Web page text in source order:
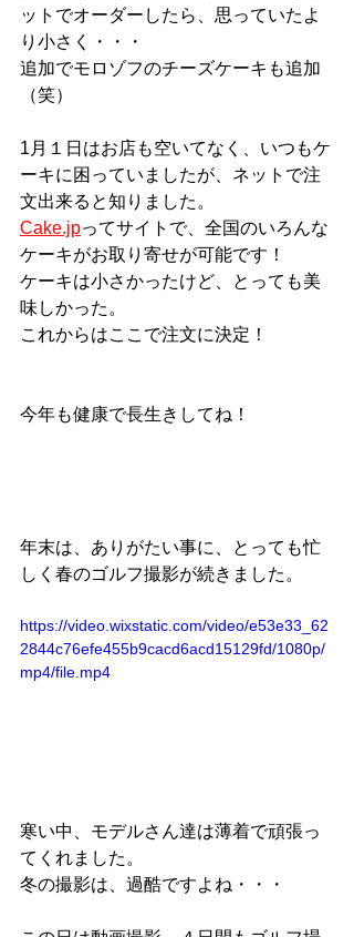
ットでオーダーしたら、思っていたよ
り小さく・・・
追加でモロゾフのチーズケーキも追加
（笑）
1月１日はお店も空いてなく、いつもケ
ーキに困っていましたが、ネットで注
文出来ると知りました。
Cake.jpってサイトで、全国のいろんな
ケーキがお取り寄せが可能です！
ケーキは小さかったけど、とっても美
味しかった。
これからはここで注文に決定！
今年も健康で長生きしてね！
年末は、ありがたい事に、とっても忙
しく春のゴルフ撮影が続きました。
https://video.wixstatic.com/video/e53e33_62
2844c76efe455b9cacd6acd15129fd/1080p/
mp4/file.mp4
寒い中、モデルさん達は薄着で頑張っ
てくれました。
冬の撮影は、過酷ですよね・・・